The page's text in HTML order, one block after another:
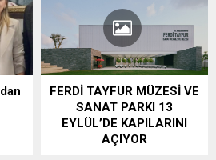
FERDİ TAYFUR MÜZESİ VE
SANAT PARKI 13
EYLÜL’DE KAPILARINI
AÇIYOR